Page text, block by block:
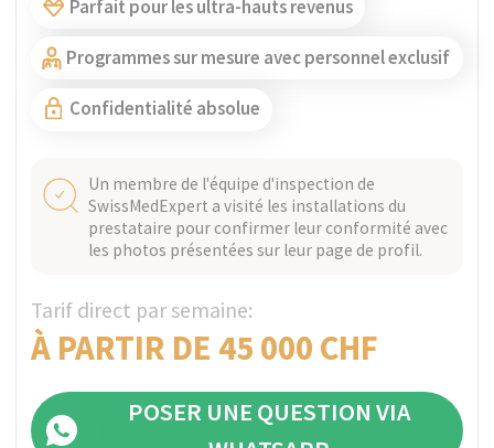
Tarif direct par semaine:
soutenons les personnes âgées de 18 ans et
INDIVIDUEL
les photos présentées sur leur page de profil.
WHATSAPP
Programmes sur mesure avec personnel exclusif